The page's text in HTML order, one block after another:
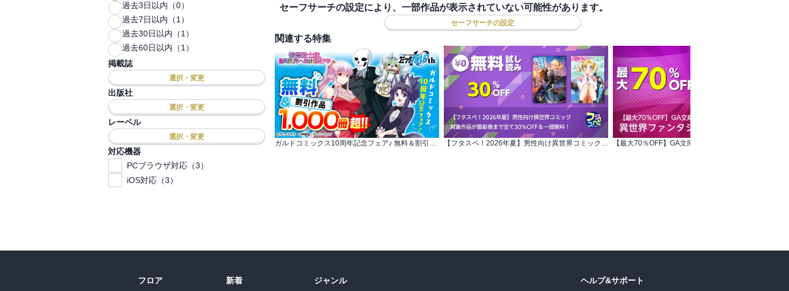
過去3日以内（0）
過去7日以内（1）
過去30日以内（1）
過去60日以内（1）
掲載誌
選択・変更
出版社
選択・変更
レーベル
選択・変更
対応機器
PCブラウザ対応（3）
iOS対応（3）
セーフサーチの設定により、一部作品が表示されていない可能性があります。
セーフサーチの設定
関連する特集
ガルドコミックス10周年記念フェア♪ 無料＆割引作品1,000冊超!! 【フタスペ！2026年夏】男性向け異世界コミック 対象作品が最新巻まで全て30％OFF＆一部無料！
フロア
新着
ジャンル
ヘルプ&サポート